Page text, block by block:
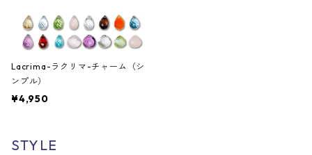
Lacrima-ラクリマ-チャーム（シ
ンプル）
¥4,950
STYLE